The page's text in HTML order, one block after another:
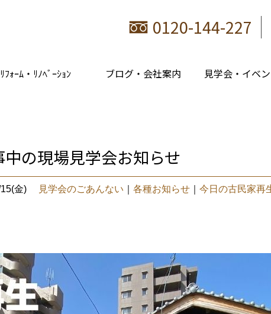
0120-144-227
ﾘﾌｫｰﾑ・ﾘﾉﾍﾞｰｼｮﾝ ブログ・会社案内 見学会・イベ
中の現場見学会お知らせ
金) 見学会のごあんない 各種お知らせ 今日の古民家再